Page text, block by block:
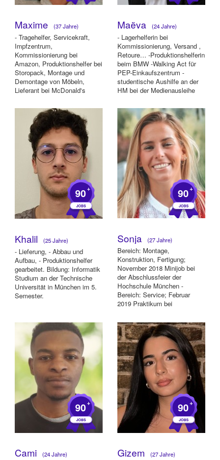
Maxime (37 Jahre)
- Tragehelfer, Servicekraft,
Impfzentrum,
Kommissionierung bei
Amazon, Produktionshelfer bei
Storopack, Montage und
Demontage von Möbeln,
Lieferant bei McDonald's
Maëva (24 Jahre)
- Lagerhelferin bei
Kommissionierung, Versand ,
Retoure… -Produktionshelferin
beim BMW -Walking Act für
PEP-Einkaufszentrum -
studentische Aushilfe an der
HM bei der Medienausleihe
90+
Khalil (25 Jahre)
- Lieferung, - Abbau und
Aufbau, - Produktionshelfer
gearbeitet. Bildung: Informatik
Studium an der Technische
Universität in München im 5.
Semester.
90+
Sonja (27 Jahre)
Bereich: Montage,
Konstruktion, Fertigung;
November 2018 Minijob bei
der Abschlussfeier der
Hochschule München -
Bereich: Service; Februar
2019 Praktikum bei
Bereich: Montage...
90+
Cami (24 Jahre)
90+
Gizem (27 Jahre)